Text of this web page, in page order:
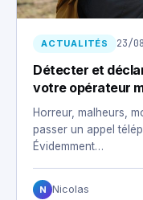
ACTUALITÉS 23/
Détecter et
votre opérateur
Horreur, malheurs,
passer un appel
Évidemment…
N Nicolas